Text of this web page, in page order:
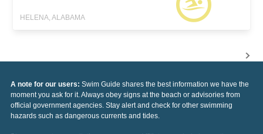
HELENA, ALABAMA
A note for our users: Swim Guide shares the best information we have the
moment you ask for it. Always obey signs at the beach or advisories from
official government agencies. Stay alert and check for other swimming
hazards such as dangerous currents and tides.